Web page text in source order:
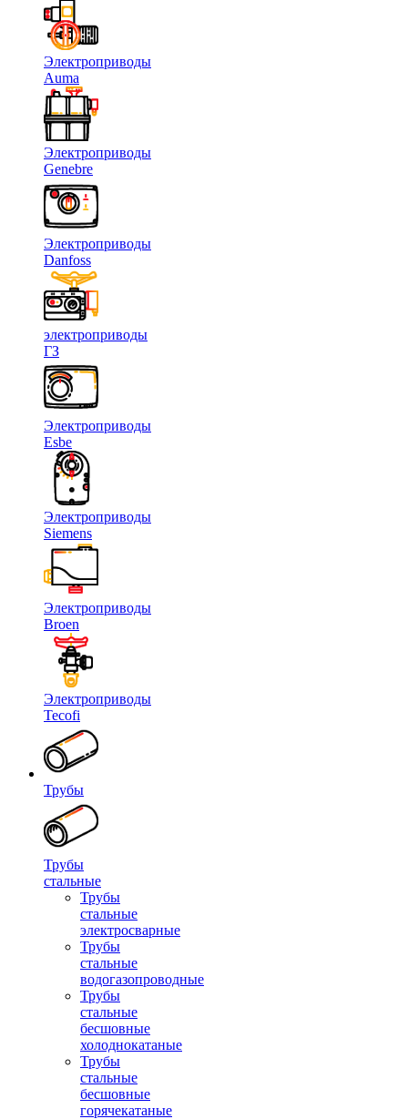
Электроприводы
Auma
Электроприводы
Genebre
Электроприводы
Danfoss
электроприводы
ГЗ
Электроприводы
Esbe
Электроприводы
Siemens
Электроприводы
Broen
Электроприводы
Tecofi
Трубы
Трубы
стальные
Трубы
стальные
электросварные
Трубы
стальные
водогазопроводные
Трубы
стальные
бесшовные
холоднокатаные
Трубы
стальные
бесшовные
горячекатаные